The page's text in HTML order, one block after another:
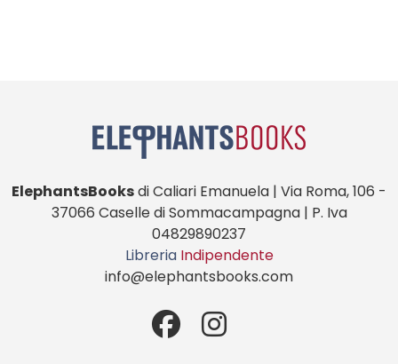
ElephantsBooksdi Caliari Emanuela | Via Roma, 106 -
37066 Caselle di Sommacampagna | P. Iva
04829890237
Libreria Indipendente
info@elephantsbooks.com